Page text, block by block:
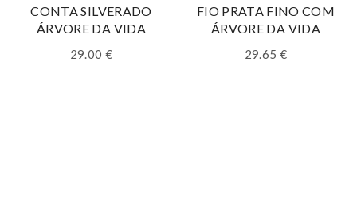
CONTA SILVERADO
ÁRVORE DA VIDA
29.00 €
FIO PRATA FINO COM
ÁRVORE DA VIDA
29.65 €